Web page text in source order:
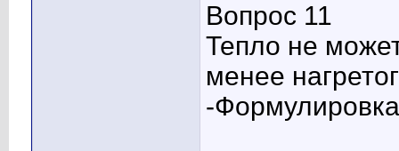
Вопрос 11
Тепло не
менее
-